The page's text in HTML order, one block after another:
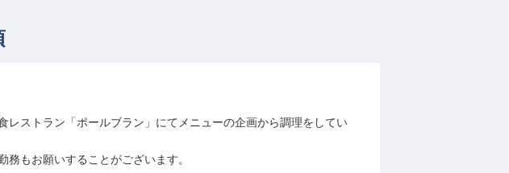
レストラン「ポールブラン」にてメニューの企画から調理をしてい
もお願いすることがございます。